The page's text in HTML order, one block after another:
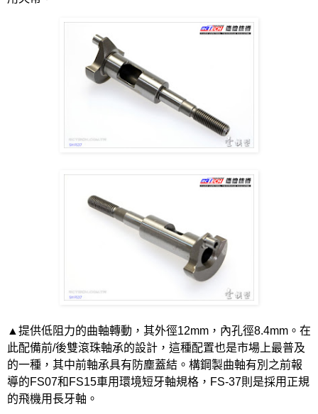
▲提供低阻力的曲軸轉動，其外徑12mm ，內孔徑8.4mm 。在
此配備前/後雙滾珠軸承的設計，這種配置也是市場上最普及
的一種，其中前軸承具有防塵蓋結。構鋼製曲軸有別之前報
導的FS07和 FS15車用環境短牙軸規格， FS-37則是採用正規
的飛機用長牙軸。